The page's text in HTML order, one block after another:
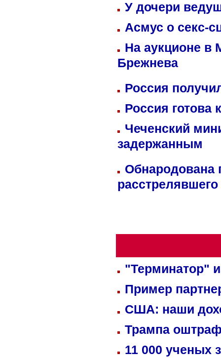
У дочери
Асмус о секс-
На аукционе в
Брежнева
Россия
Россия готова
Чеченский
задержанным
Обнародована
"Терминатор"
Пример
США: наши
Трампа
11 000 ученых